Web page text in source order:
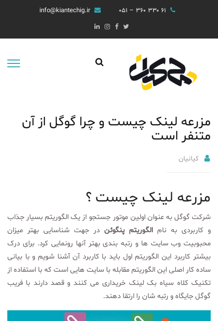
info@kiantechig.ir
مزرعه لینک چیست و چرا گوگل از آن
متنفر است
کیانیان
مزرعه لینک چیست ؟
شرکت گوگل به عنوان اولین موتور جستجو از یک الگوریتم بسیار جذاب
و کاربردی به نام الگوریتم پنگوئن در جهت شناسایی بهتر میزان
محبوبیت وب سایت ها و رتبه بندی بهتر آنها رونمایی کرد. برای درک
بیشتر کاربرد این الگوریتم اول باید با کاربرد آن آشنا شویم و با بیانی
ساده کار اصلی این الگوریتم مقابله با سایت هایی است که با استفاده از
تکنیک کلاه سیاه بک لینک خریداری می کنند و قصد دارند با فریب
گوگل جایگاه و رتبه شان را ارتقا دهند.